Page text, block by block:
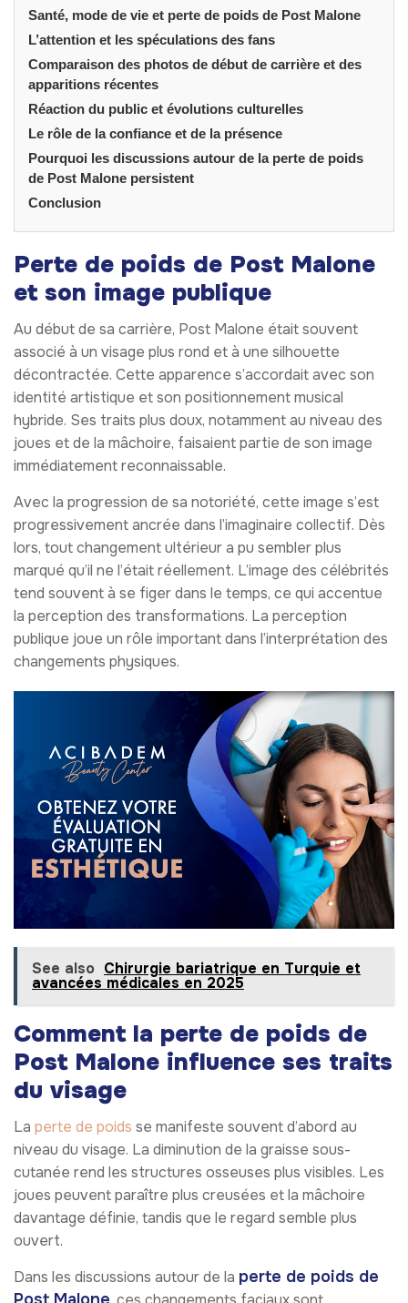
Santé, mode de vie et perte de poids de Post Malone
L’attention et les spéculations des fans
Comparaison des photos de début de carrière et des
apparitions récentes
Réaction du public et évolutions culturelles
Le rôle de la confiance et de la présence
Pourquoi les discussions autour de la perte de poids
de Post Malone persistent
Conclusion
Perte de poids de Post Malone
et son image publique
Au début de sa carrière, Post Malone était souvent
associé à un visage plus rond et à une silhouette
décontractée. Cette apparence s’accordait avec son
identité artistique et son positionnement musical
hybride. Ses traits plus doux, notamment au niveau des
joues et de la mâchoire, faisaient partie de son image
immédiatement reconnaissable.
Avec la progression de sa notoriété, cette image s’est
progressivement ancrée dans l’imaginaire collectif. Dès
lors, tout changement ultérieur a pu sembler plus
marqué qu’il ne l’était réellement. L’image des célébrités
tend souvent à se figer dans le temps, ce qui accentue
la perception des transformations. La perception
publique joue un rôle important dans l’interprétation des
changements physiques.
See also Chirurgie bariatrique en Turquie et
avancées médicales en 2025
Comment la perte de poids de
Post Malone influence ses traits
du visage
La perte de poids se manifeste souvent d’abord au
niveau du visage. La diminution de la graisse sous-
cutanée rend les structures osseuses plus visibles. Les
joues peuvent paraître plus creusées et la mâchoire
davantage définie, tandis que le regard semble plus
ouvert.
Dans les discussions autour de la perte de poids de